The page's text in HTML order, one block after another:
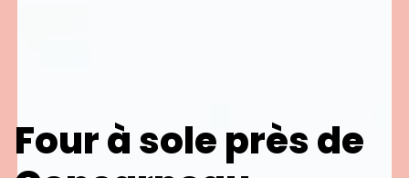
Four à sole près de